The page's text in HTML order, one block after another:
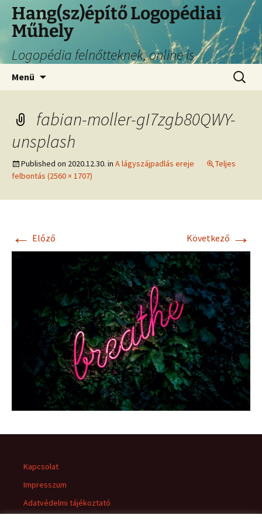
Hang(sz)építő Logopédiai
Műhely
Logopédia felnőtteknek, online is
Menü
fabian-moller-gI7zgb80QWY-
unsplash
Published on 2020.12.30. in A lágyszájpadlás ereje
Teljes
felbontás (2560 × 1707)
← Előző Következő →
Kapcsolat
Impresszum
Adatvédelmi tájékoztató